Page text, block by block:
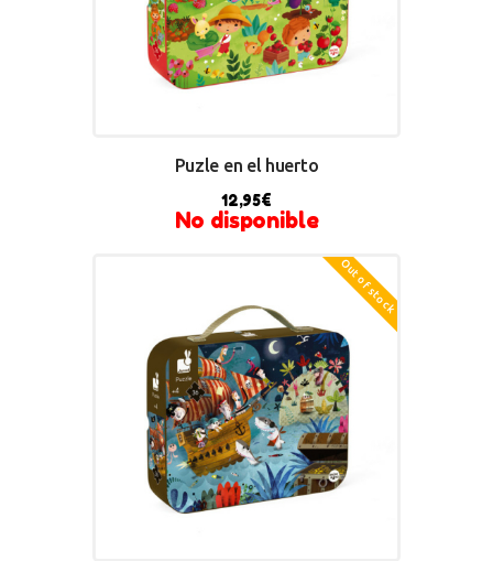
Puzle en el huerto
12,95€
No disponible
Out of stock